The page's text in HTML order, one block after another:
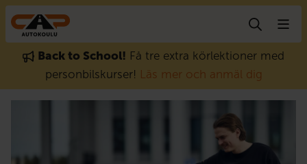
Gå till innehåll
Back to School! Få tre extra körlektioner med
personbilskurser! Läs mer och anmäl dig